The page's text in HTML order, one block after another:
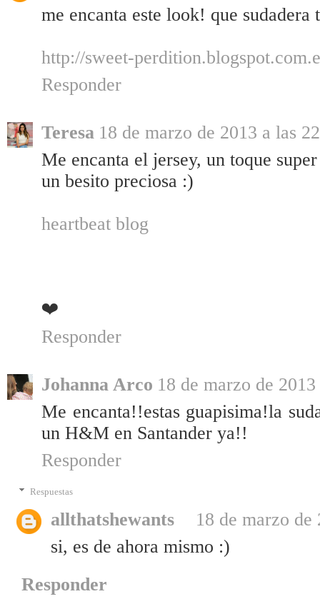
me encanta este look! que sudadera
http://sweet-
Responder
Teresa 18 de marzo de 2013 a las
Me encanta el jersey, un toque
un besito preciosa :)
heartbeat blog
❤
Responder
Johanna Arco 18 de marzo de
Me encanta!!estas guapisima!la
un H&M en Santander ya!!
Responder
Respuestas
allthatshewants
18 de marzo de
si, es de ahora mismo :)
Responder